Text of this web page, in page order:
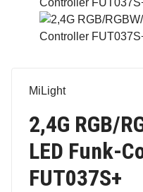
MiLight
2,4G RGB/
LED Funk-
FUT037S+